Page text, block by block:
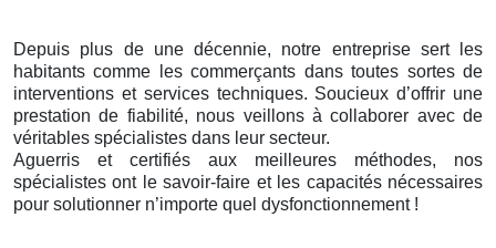
Depuis plus de une décennie, notre entreprise sert les
habitants comme les commerçants dans toutes sortes de
interventions et services techniques. Soucieux d’offrir une
prestation de fiabilité, nous veillons à collaborer avec de
véritables spécialistes dans leur secteur.
Aguerris et certifiés aux meilleures méthodes, nos
spécialistes ont le savoir-faire et les capacités nécessaires
pour solutionner n’importe quel dysfonctionnement !